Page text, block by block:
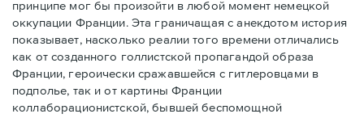
принципe мог бы произойти в любой момент немецкой
оккупации Франции. Эта граничащая с анекдотом история
показывает, насколько реалии того времени отличались
как от созданного голлистской пропагандой образа
Франции, героически сражавшейся с гитлеровцами в
подполье, так и от картины Франции
коллаборационистской, бывшей беспомощной